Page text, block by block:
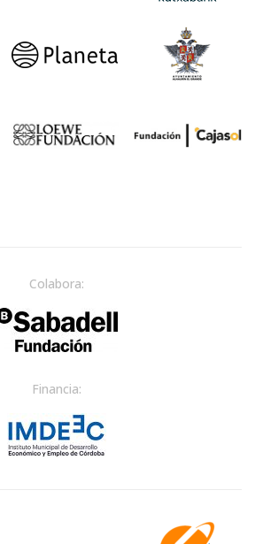
Colabora:
Financia: